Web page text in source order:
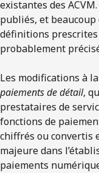
existantes des
publiés, et beaucoup
définitions
probablement
Les modifications à la
paiements de détail,
prestataires de
fonctions de
chiffrés ou convertis
majeure dans
paiements